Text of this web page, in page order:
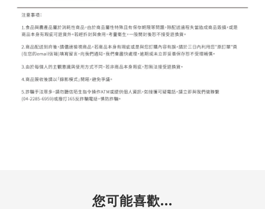
您可能喜歡...